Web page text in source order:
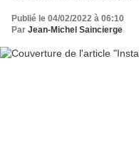
Publié le 04/02/2022 à 06:10
Par Jean-Michel Saincierge